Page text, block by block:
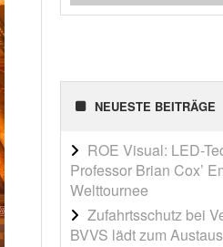
NEUESTE BEITRÄGE
ROE Visual: LED-
Professor Brian Cox’
Welttournee
Zufahrtsschutz bei
BVVS lädt zum